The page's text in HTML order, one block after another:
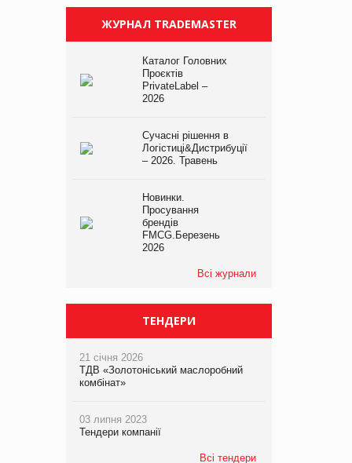
ЖУРНАЛ TRADEMASTER
Каталог Головних
Проєктів
PrivateLabel –
2026
Сучасні рішення в
Логістиці&Дистрибуції
– 2026. Травень
Новинки.
Просування
брендів
FMCG.Березень
2026
Всі журнали
ТЕНДЕРИ
21 січня 2026
ТДВ «Золотоніський маслоробний
комбінат»
03 липня 2023
Тендери компанії
Всі тендери